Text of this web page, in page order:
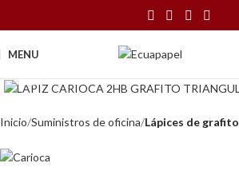
MENU
Inicio Suministros de oficina Lápices de grafito